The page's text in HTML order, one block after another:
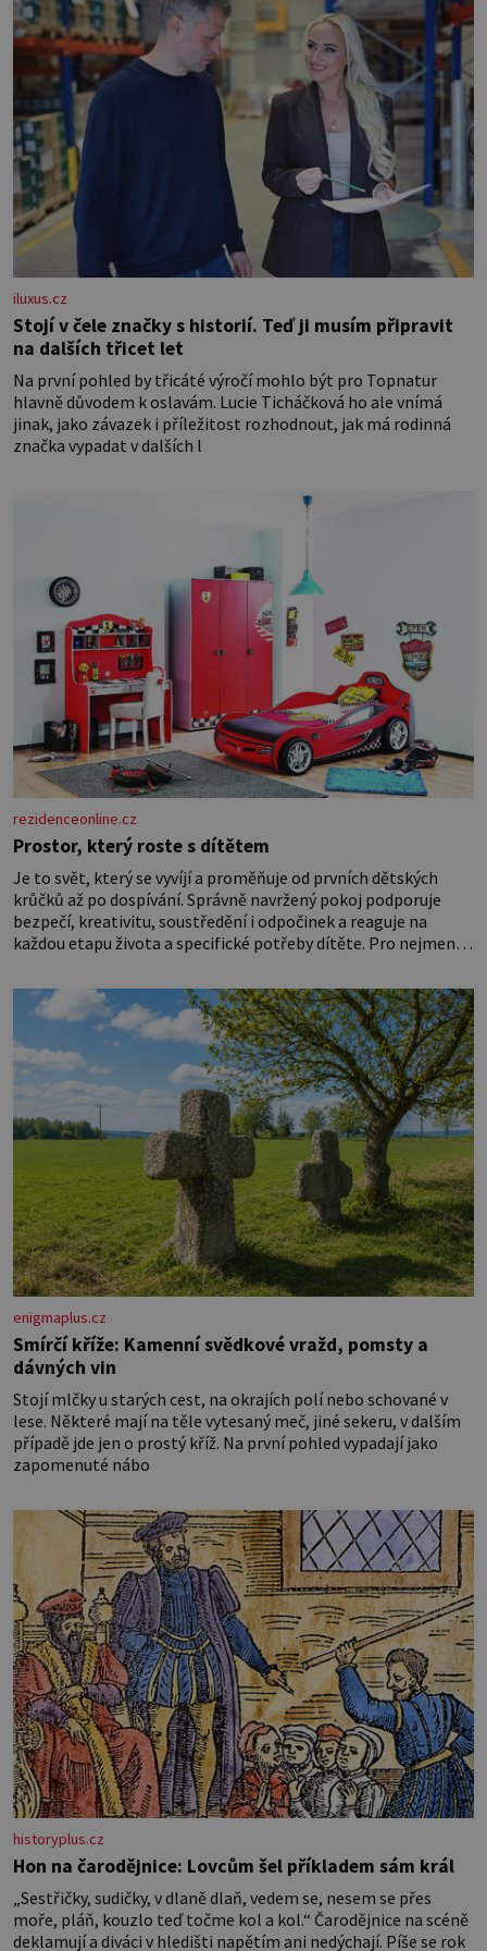
jednostranně nalepovacího […]
iluxus.cz
Stojí v čele značky s historií. Teď ji musím připravit
na dalších třicet let
Na první pohled by třicáté výročí mohlo být pro Topnatur
hlavně důvodem k oslavám. Lucie Ticháčková ho ale vnímá
jinak, jako závazek i příležitost rozhodnout, jak má rodinná
značka vypadat v dalších l
rezidenceonline.cz
Prostor, který roste s dítětem
Je to svět, který se vyvíjí a proměňuje od prvních dětských
krůčků až po dospívání. Správně navržený pokoj podporuje
bezpečí, kreativitu, soustředění i odpočinek a reaguje na
každou etapu života a specifické potřeby dítěte. Pro nejmenší
miminka měl působit především klidně a útulně. Předškolní
věk je
enigmaplus.cz
Smírčí kříže: Kamenní svědkové vražd, pomsty a
dávných vin
Stojí mlčky u starých cest, na okrajích polí nebo schované v
lese. Některé mají na těle vytesaný meč, jiné sekeru, v dalším
případě jde jen o prostý kříž. Na první pohled vypadají jako
zapomenuté nábo
historyplus.cz
Hon na čarodějnice: Lovcům šel příkladem sám král
„Sestřičky, sudičky, v dlaně dlaň, vedem se, nesem se přes
moře, pláň, kouzlo teď točme kol a kol.“ Čarodějnice na scéně
deklamují a diváci v hledišti napětím ani nedýchají. Píše se rok